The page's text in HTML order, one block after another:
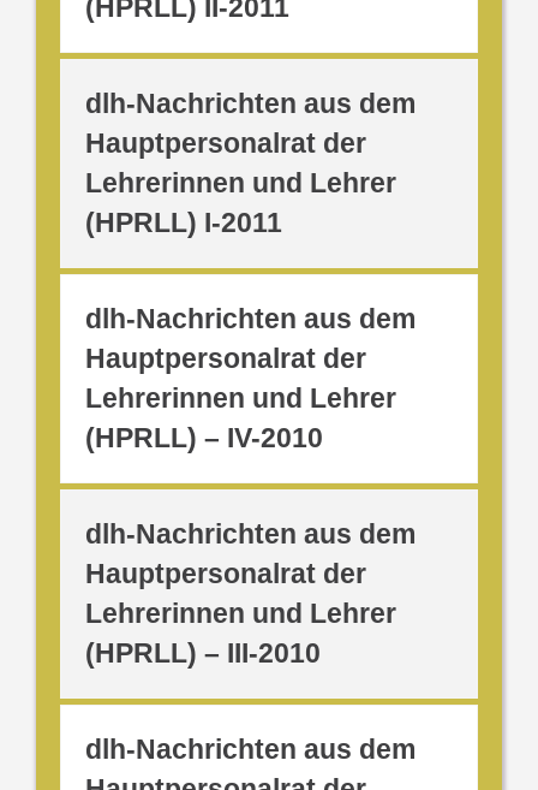
(HPRLL) II-2011
dlh-Nachrichten aus dem
Hauptpersonalrat der
Lehrerinnen und Lehrer
(HPRLL) I-2011
dlh-Nachrichten aus dem
Hauptpersonalrat der
Lehrerinnen und Lehrer
(HPRLL) – IV-2010
dlh-Nachrichten aus dem
Hauptpersonalrat der
Lehrerinnen und Lehrer
(HPRLL) – III-2010
dlh-Nachrichten aus dem